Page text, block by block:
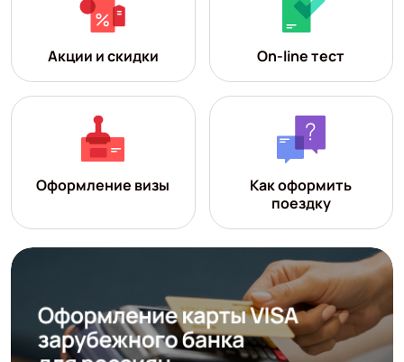
Акции и скидки On-line тест
Оформление визы
Как оформить
поездку